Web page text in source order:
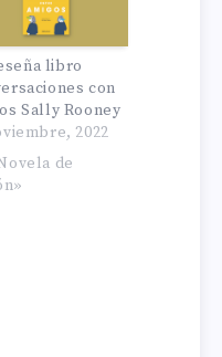
libro
con
Sally Rooney
2022
de